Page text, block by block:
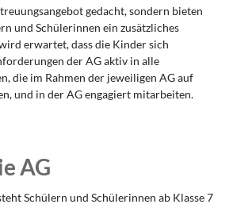
gedacht, sondern bieten
und Schülerinnen ein zusätzliches
erwartet, dass die Kinder sich
der AG aktiv in alle
die im Rahmen der jeweiligen AG auf
und in der AG engagiert mitarbeiten.
AG
Schülern und Schülerinnen ab Klasse 7